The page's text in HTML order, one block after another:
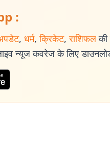
:
, धर्म, क्रिकेट, राशिफल की
न्यूज कवरेज के लिए